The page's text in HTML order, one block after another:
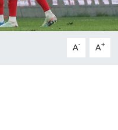
A- A+